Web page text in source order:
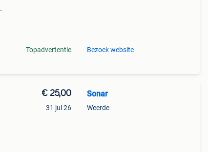
Topadvertentie Bezoek website
€ 25,00
31 jul 26
Sonar
Weerde